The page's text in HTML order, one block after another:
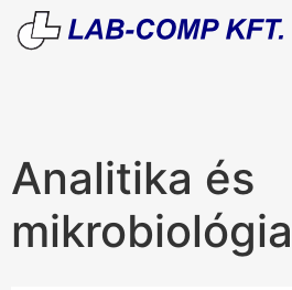
Analitika és
mikrobiológia